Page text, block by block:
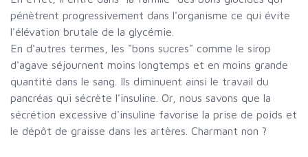
pénètrent progressivement dans l'organisme ce qui évite
l'élévation brutale de la glycémie.
En d'autres termes, les "bons sucres" comme le sirop
d'agave séjournent moins longtemps et en moins grande
quantité dans le sang. Ils diminuent ainsi le travail du
pancréas qui sécrète l'insuline. Or, nous savons que la
sécrétion excessive d'insuline favorise la prise de poids et
le dépôt de graisse dans les artères. Charmant non ?